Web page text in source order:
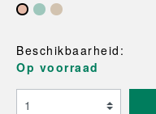
Beschikbaarheid:
Op voorraad